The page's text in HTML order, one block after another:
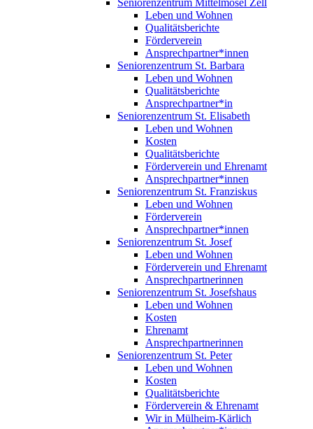
Seniorenzentrum Mittelmosel Zell
Leben und Wohnen
Qualitätsberichte
Förderverein
Ansprechpartner*innen
Seniorenzentrum St. Barbara
Leben und Wohnen
Qualitätsberichte
Ansprechpartner*in
Seniorenzentrum St. Elisabeth
Leben und Wohnen
Kosten
Qualitätsberichte
Förderverein und Ehrenamt
Ansprechpartner*innen
Seniorenzentrum St. Franziskus
Leben und Wohnen
Förderverein
Ansprechpartner*innen
Seniorenzentrum St. Josef
Leben und Wohnen
Förderverein und Ehrenamt
Ansprechpartnerinnen
Seniorenzentrum St. Josefshaus
Leben und Wohnen
Kosten
Ehrenamt
Ansprechpartnerinnen
Seniorenzentrum St. Peter
Leben und Wohnen
Kosten
Qualitätsberichte
Förderverein & Ehrenamt
Wir in Mülheim-Kärlich